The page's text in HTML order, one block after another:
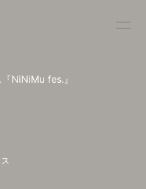
PROFILE
NiNiMu fes.』